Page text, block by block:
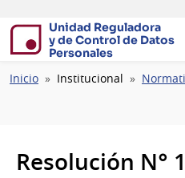
Unidad Reguladora
y de Control de Datos
Personales
Ruta
Inicio Institucional
Resolución N°